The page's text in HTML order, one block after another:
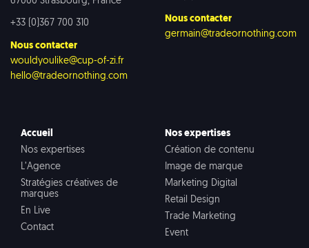
+33 (0)367 700 310
Nous contacter
wouldyoulike@cup-of-zi.fr
hello@tradeornothing.com
Nous contacter
germain@tradeornothing.com
Accueil
Nos expertises
L’Agence
Stratégies créatives de
marques
En Live
Contact
Nos expertises
Création de contenu
Image de marque
Marketing Digital
Retail Design
Trade Marketing
Event